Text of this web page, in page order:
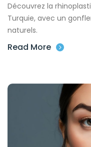
Découvrez la
Turquie, avec un
naturels.
Read More